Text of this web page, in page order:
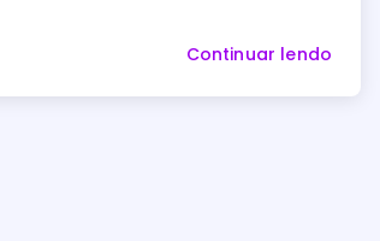
Continuar lendo